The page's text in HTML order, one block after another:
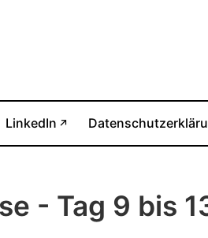
in neuem Tab)
LinkedIn ↗ (öffnet in neuem Tab)
- Tag 9 bis